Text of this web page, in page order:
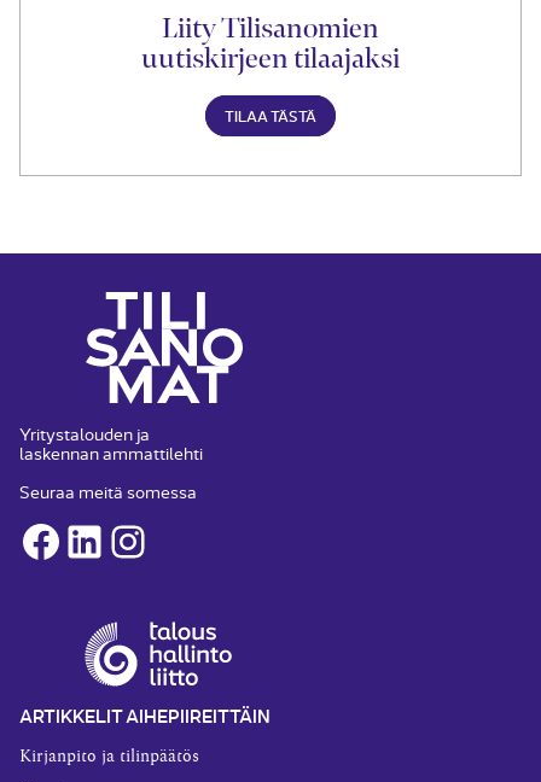
Liity Tilisanomien
uutiskirjeen tilaajaksi
TILAA TÄSTÄ
Yritystalouden ja
laskennan ammattilehti
Seuraa meitä somessa
Facebook
LinkedInInstagram
ARTIKKELIT AIHEPIIREITTÄIN
Kirjanpito ja tilinpäätös